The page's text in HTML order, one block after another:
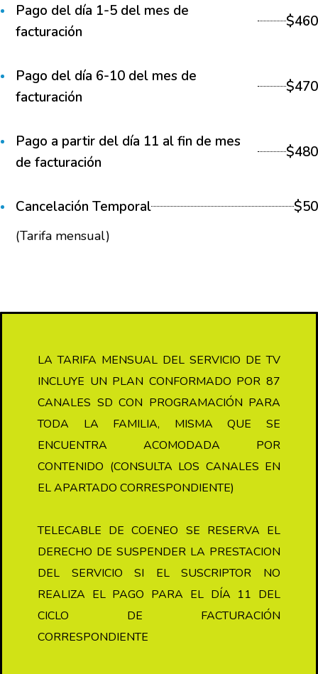
Pago del día 1-5 del mes de
facturación
$460
Pago del día 6-10 del mes de
facturación
$470
Pago a partir del día 11 al fin de mes
de facturación
$480
Cancelación Temporal $50
(Tarifa mensual)
LA TARIFA MENSUAL DEL SERVICIO DE TV
INCLUYE UN PLAN CONFORMADO POR 87
CANALES SD CON PROGRAMACIÓN PARA
TODA LA FAMILIA, MISMA QUE SE
ENCUENTRA ACOMODADA POR
CONTENIDO (CONSULTA LOS CANALES EN
EL APARTADO CORRESPONDIENTE)
TELECABLE DE COENEO SE RESERVA EL
DERECHO DE SUSPENDER LA PRESTACION
DEL SERVICIO SI EL SUSCRIPTOR NO
REALIZA EL PAGO PARA EL DÍA 11 DEL
CICLO DE FACTURACIÓN
CORRESPONDIENTE